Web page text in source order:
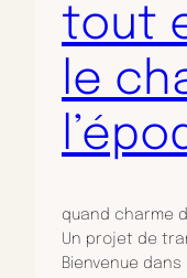
tout
le
quand charme
Un projet de
Bienvenue dans